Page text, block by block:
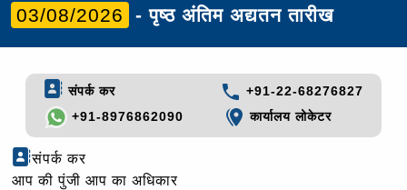
03/08/2026 - पृष्ठ अंतिम अद्यतन तारीख
संपर्क कर
+91-22-68276827
+91-8976862090
कार्यालय लोकेटर
संपर्क कर
आप की पुंजी आप का अधिकार